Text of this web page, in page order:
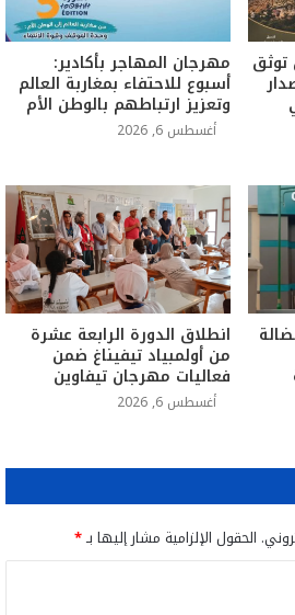
توثق مهرجان المهاجر بأكادير:
أسبوع للاحتفاء بمغاربة العالم
وتعزيز ارتباطهم بالوطن الأم
أغسطس 6, 2026
انطلاق الدورة الرابعة عشرة
من أولمبياد تيفيناغ ضمن
فعاليات مهرجان تيفاوين
أغسطس 6, 2026
الحقول الإلزامية مشار إليها بـ*